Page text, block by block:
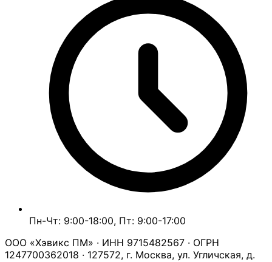
Пн-Чт: 9:00-18:00, Пт: 9:00-17:00
ООО «Хэвикс ПМ» · ИНН 9715482567 · ОГРН
1247700362018 · 127572, г. Москва, ул. Угличская, д.